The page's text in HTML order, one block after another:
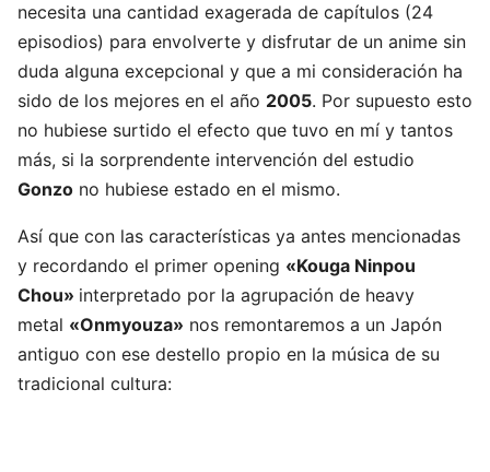
necesita una cantidad exagerada de capítulos (24
episodios) para envolverte y disfrutar de un anime sin
duda alguna excepcional y que a mi consideración ha
sido de los mejores en el año 2005. Por supuesto esto
no hubiese surtido el efecto que tuvo en mí y tantos
más, si la sorprendente intervención del estudio
Gonzo no hubiese estado en el mismo.
Así que con las características ya antes mencionadas
y recordando el primer opening «Kouga Ninpou
Chou» interpretado por la agrupación de heavy
metal «Onmyouza» nos remontaremos a un Japón
antiguo con ese destello propio en la música de su
tradicional cultura: